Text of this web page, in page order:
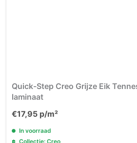
Quick-Step Creo Grijze Eik
laminaat
€17,95 p/m²
In voorraad
Collectie: Creo